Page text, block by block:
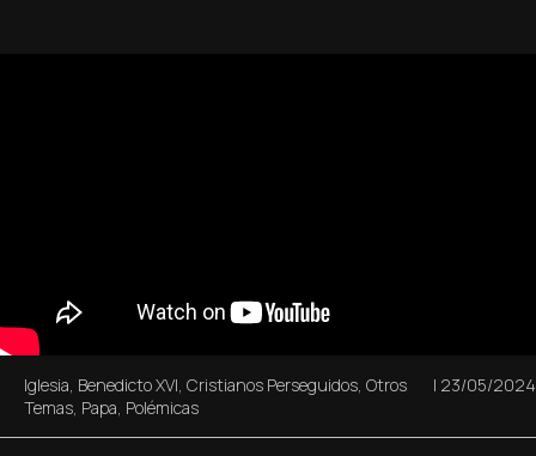
Iglesia, Benedicto XVI, Cristianos Perseguidos, Otros
Temas, Papa, Polémicas
| 23/05/2024